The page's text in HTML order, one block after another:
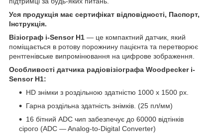
Уся продукція має сертифікат відповідності, Паспорт,
Інструкція.
Візіограф i-Sensor H1 — це компактний датчик, який
поміщається в ротову порожнину пацієнта та перетворює
рентгенівське випромінювання на цифрове зображення.
Особливості датчика радіовізіографа Woodpecker i-
Sensor H1:
HD знімки з роздільною здатністю 1000 х 1500 px.
Гарна роздільна здатність знімків. (25 пл/мм)
16 бітний ADC чип забезпечує до 60000 відтінків
сірого (ADC — Analog-to-Digital Converter)